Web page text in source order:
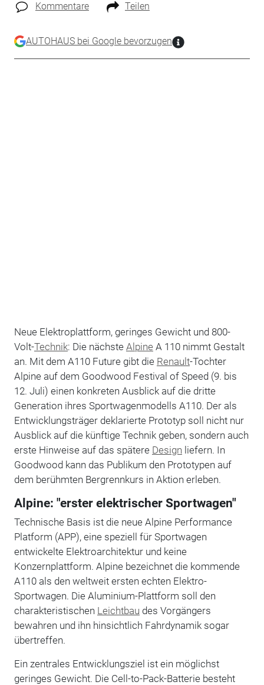
Kommentare Teilen
AUTOHAUS bei Google bevorzugen
Neue Elektroplattform, geringes Gewicht und 800-
Volt-Technik: Die nächste Alpine A 110 nimmt Gestalt
an. Mit dem A110 Future gibt die Renault-Tochter
Alpine auf dem Goodwood Festival of Speed (9. bis
12. Juli) einen konkreten Ausblick auf die dritte
Generation ihres Sportwagenmodells A110. Der als
Entwicklungsträger deklarierte Prototyp soll nicht nur
Ausblick auf die künftige Technik geben, sondern auch
erste Hinweise auf das spätere Design liefern. In
Goodwood kann das Publikum den Prototypen auf
dem berühmten Bergrennkurs in Aktion erleben.
Alpine: "erster elektrischer Sportwagen"
Technische Basis ist die neue Alpine Performance
Platform (APP), eine speziell für Sportwagen
entwickelte Elektroarchitektur und keine
Konzernplattform. Alpine bezeichnet die kommende
A110 als den weltweit ersten echten Elektro-
Sportwagen. Die Aluminium-Plattform soll den
charakteristischen Leichtbau des Vorgängers
bewahren und ihn hinsichtlich Fahrdynamik sogar
übertreffen.
Ein zentrales Entwicklungsziel ist ein möglichst
geringes Gewicht. Die Cell-to-Pack-Batterie besteht